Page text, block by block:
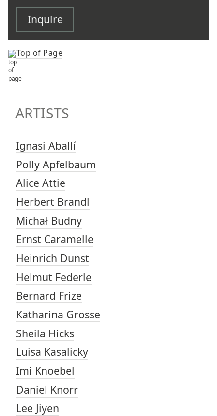
Inquire
Top of Page
ARTISTS
Ignasi Aballí
Polly Apfelbaum
Alice Attie
Herbert Brandl
Michał Budny
Ernst Caramelle
Heinrich Dunst
Helmut Federle
Bernard Frize
Katharina Grosse
Sheila Hicks
Luisa Kasalicky
Imi Knoebel
Daniel Knorr
Lee Jiyen